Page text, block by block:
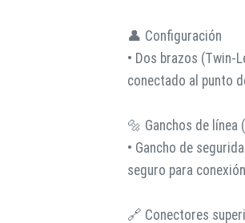
👤 Configuración
• Dos brazos (Twin-
conectado al punto
🔩 Ganchos de línea
• Gancho de
seguro para
🔗 Conectores